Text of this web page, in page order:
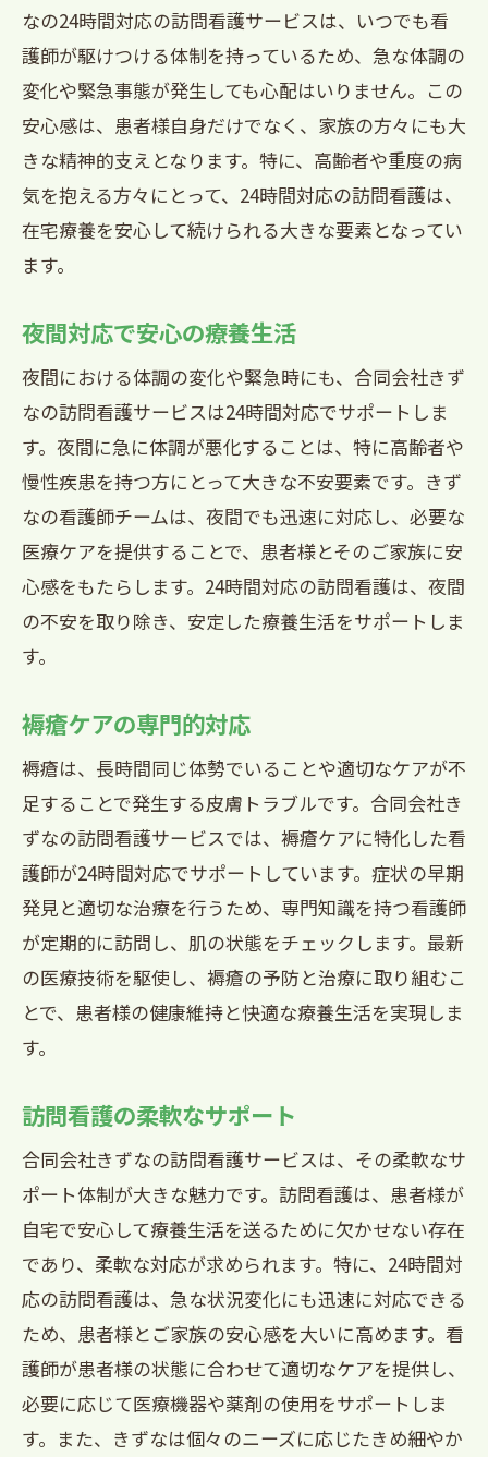
なの24時間対応の訪問看護サービスは、いつでも看
護師が駆けつける体制を持っているため、急な体調の
変化や緊急事態が発生しても心配はいりません。この
安心感は、患者様自身だけでなく、家族の方々にも大
きな精神的支えとなります。特に、高齢者や重度の病
気を抱える方々にとって、24時間対応の訪問看護は、
在宅療養を安心して続けられる大きな要素となってい
ます。
夜間対応で安心の療養生活
夜間における体調の変化や緊急時にも、合同会社きず
なの訪問看護サービスは24時間対応でサポートしま
す。夜間に急に体調が悪化することは、特に高齢者や
慢性疾患を持つ方にとって大きな不安要素です。きず
なの看護師チームは、夜間でも迅速に対応し、必要な
医療ケアを提供することで、患者様とそのご家族に安
心感をもたらします。24時間対応の訪問看護は、夜間
の不安を取り除き、安定した療養生活をサポートしま
す。
褥瘡ケアの専門的対応
褥瘡は、長時間同じ体勢でいることや適切なケアが不
足することで発生する皮膚トラブルです。合同会社き
ずなの訪問看護サービスでは、褥瘡ケアに特化した看
護師が24時間対応でサポートしています。症状の早期
発見と適切な治療を行うため、専門知識を持つ看護師
が定期的に訪問し、肌の状態をチェックします。最新
の医療技術を駆使し、褥瘡の予防と治療に取り組むこ
とで、患者様の健康維持と快適な療養生活を実現しま
す。
訪問看護の柔軟なサポート
合同会社きずなの訪問看護サービスは、その柔軟なサ
ポート体制が大きな魅力です。訪問看護は、患者様が
自宅で安心して療養生活を送るために欠かせない存在
であり、柔軟な対応が求められます。特に、24時間対
応の訪問看護は、急な状況変化にも迅速に対応できる
ため、患者様とご家族の安心感を大いに高めます。看
護師が患者様の状態に合わせて適切なケアを提供し、
必要に応じて医療機器や薬剤の使用をサポートしま
す。また、きずなは個々のニーズに応じたきめ細やか